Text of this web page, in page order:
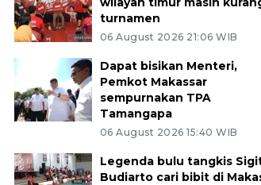
turnamen
06 August 2026 21:06 WIB
Dapat bisikan Menteri,
Pemkot Makassar
sempurnakan TPA
Tamangapa
06 August 2026 15:40 WIB
Legenda bulu tangkis
Budiarto cari bibit di